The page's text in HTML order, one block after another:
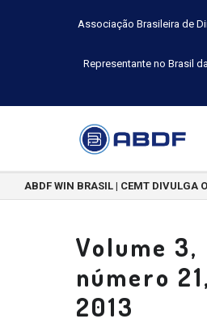
Associação Brasileira de
Representante no Brasil
ABDF WIN BRASIL | CEMT DIVULGA
Volume 3,
número
2013